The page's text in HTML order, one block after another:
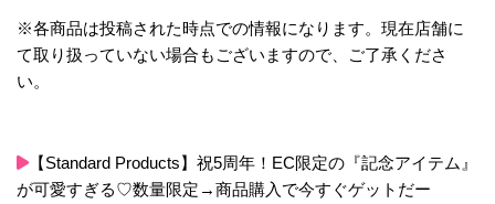
※各商品は投稿された時点での情報になります。現在店舗に
て取り扱っていない場合もございますので、ご了承くださ
い。
【Standard Products】祝5周年！EC限定の『記念アイテム』
が可愛すぎる♡数量限定→商品購入で今すぐゲットだー